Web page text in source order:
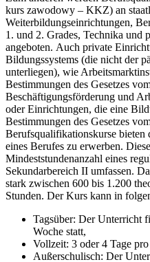
kurs zawodowy – KKZ) an
Weiterbildungseinrichtungen,
1. und 2. Grades, Technika und
angeboten. Auch private
Bildungssystems (die nicht der
unterliegen), wie
Bestimmungen des Gesetzes
Beschäftigungsförderung und
oder Einrichtungen, die eine
Bestimmungen des Gesetzes
Berufsqualifikationskurse
eines Berufes zu erwerben.
Mindeststundenanzahl eines
Sekundarbereich II umfassen.
stark zwischen 600 bis 1.200
Stunden. Der Kurs kann in
Tagsüber: Der Unterricht
Woche statt,
Vollzeit: 3 oder 4 Tage
Außerschulisch: Der